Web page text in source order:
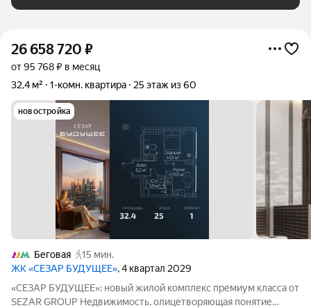
26 658 720 ₽
от 95 768 ₽ в месяц
32,4 м²
1-комн. квартира 25 этаж из 60
новостройка
Беговая
15 мин.
ЖК «СЕЗАР БУДУЩЕЕ», 4 квартал 2029
«СЕЗАР БУДУЩЕЕ»: новый жилой комплекс премиум класса от
SEZAR GROUP Недвижимость, олицетворяющая понятие